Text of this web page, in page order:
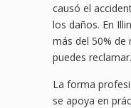
causó el
los daños. En
más del 50% de
puedes reclamar.
La forma
se apoya en